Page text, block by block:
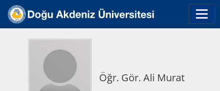
Öğr. Gör. Ali Murat